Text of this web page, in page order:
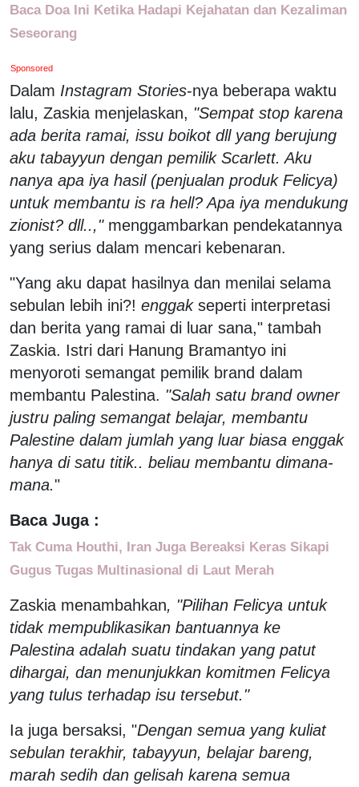
Baca Doa Ini Ketika Hadapi Kejahatan dan Kezaliman
Seseorang
Sponsored
Dalam Instagram Stories-nya beberapa waktu
lalu, Zaskia menjelaskan, "Sempat stop karena
ada berita ramai, issu boikot dll yang berujung
aku tabayyun dengan pemilik Scarlett. Aku
nanya apa iya hasil (penjualan produk Felicya)
untuk membantu is ra hell? Apa iya mendukung
zionist? dll..,"menggambarkan pendekatannya
yang serius dalam mencari kebenaran.
"Yang aku dapat hasilnya dan menilai selama
sebulan lebih ini?! enggakseperti interpretasi
dan berita yang ramai di luar sana," tambah
Zaskia. Istri dari Hanung Bramantyo ini
menyoroti semangat pemilik brand dalam
membantu Palestina. "Salah satu brand owner
justru paling semangat belajar, membantu
Palestine dalam jumlah yang luar biasa enggak
hanya di satu titik.. beliau membantu dimana-
mana."
Baca Juga :
Tak Cuma Houthi, Iran Juga Bereaksi Keras Sikapi
Gugus Tugas Multinasional di Laut Merah
Zaskia menambahkan, "Pilihan Felicya untuk
tidak mempublikasikan bantuannya ke
Palestina adalah suatu tindakan yang patut
dihargai, dan menunjukkan komitmen Felicya
yang tulus terhadap isu tersebut."
Ia juga bersaksi, "Dengan semua yang kuliat
sebulan terakhir, tabayyun, belajar bareng,
marah sedih dan gelisah karena semua